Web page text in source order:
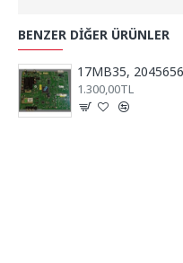
BENZER DIĞER ÜRÜNLER
1.300,00TL